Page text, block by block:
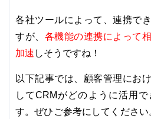
各社ツールによって、連携で
すが、 各機能の連携によって
加速 しそうですね！
以下記事では、顧客管理にお
してCRMがどのように活用
す。ぜひご参考にしてください